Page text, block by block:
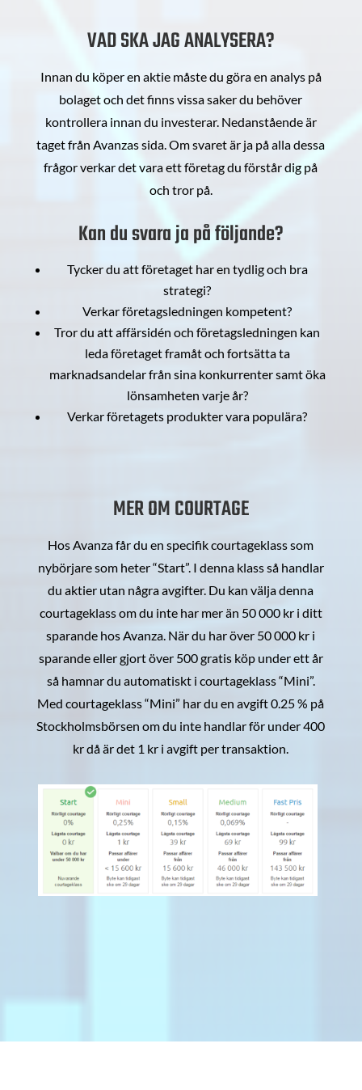
VAD SKA JAG ANALYSERA?
Innan du köper en aktie måste du göra en analys på
bolaget och det finns vissa saker du behöver
kontrollera innan du investerar. Nedanstående är
taget från Avanzas sida. Om svaret är ja på alla dessa
frågor verkar det vara ett företag du förstår dig på
och tror på.
Kan du svara ja på följande?
Tycker du att företaget har en tydlig och bra
strategi?
Verkar företagsledningen kompetent?
Tror du att affärsidén och företagsledningen kan
leda företaget framåt och fortsätta ta
marknadsandelar från sina konkurrenter samt öka
lönsamheten varje år?
Verkar företagets produkter vara populära?
MER OM COURTAGE
Hos Avanza får du en specifik courtageklass som
nybörjare som heter “Start”. I denna klass så handlar
du aktier utan några avgifter. Du kan välja denna
courtageklass om du inte har mer än 50 000 kr i ditt
sparande hos Avanza. När du har över 50 000 kr i
sparande eller gjort över 500 gratis köp under ett år
så hamnar du automatiskt i courtageklass “Mini”.
Med courtageklass “Mini” har du en avgift 0.25 % på
Stockholmsbörsen om du inte handlar för under 400
kr då är det 1 kr i avgift per transaktion.